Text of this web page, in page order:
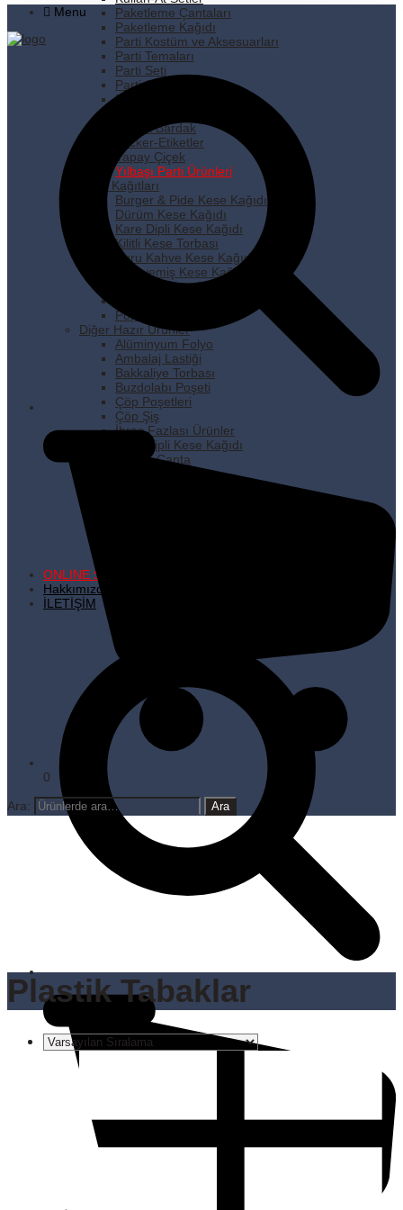
Paketleme Çantaları
Paketleme Kağıdı
Parti Kostüm ve Aksesuarları
Parti Temaları
Parti Seti
Parti Süsleri
Pipet
Plastik Bardak
Sticker-Etiketler
Yapay Çiçek
Yılbaşı Parti Ürünleri
Kese Kağıtları
Burger & Pide Kese Kağıdı
Dürüm Kese Kağıdı
Kare Dipli Kese Kağıdı
Kilitli Kese Torbası
Kuru Kahve Kese Kağıdı
Kuruyemiş Kese Kağıdı
Pastane Kese Kağıdı
Popcorn Kese Kağıdı
Diğer Hazır Ürünler
Alüminyum Folyo
Ambalaj Lastiği
Bakkaliye Torbası
Buzdolabı Poşeti
Çöp Poşetleri
Çöp Şiş
İhraç Fazlası Ürünler
Kare Dipli Kese Kağıdı
Karton Çanta
ONLINE SATIŞ
Hakkımızda
İLETİŞİM
Menu
0
Ara:
Plastik Tabaklar